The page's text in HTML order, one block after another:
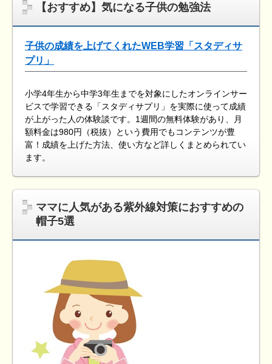
【おすすめ】気になる子供の勉強法
子供の成績を上げてくれたWEB学習「スタディサ
プリ」
小学4年生から中学3年生までを対象にしたオンラインサー
ビスで学習できる「スタディサプリ」を実際に使って成績
が上がった人の体験談です。1週間の無料体験があり、月
額料金は980円（税抜）という費用でもコンテンツが豊
富！成績を上げた方法、使い方など詳しくまとめられてい
ます。
ママに人気がある紫外線対策におすすめの
帽子5選